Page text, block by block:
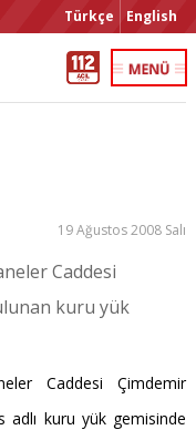
Türkçe English
19 Ağustos 2008 Salı
Caddesi
kuru yük
Caddesi Çimdemir
adlı kuru yük gemisinde